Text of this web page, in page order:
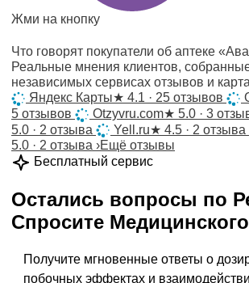
Жми на кнопку
Что говорят покупатели об аптеке
Реальные мнения клиентов,
независимых сервисах отзывов и
Яндекс Карты★ 4.1 · 25 отзывов
5 отзывов
Otzyvru.com★ 5.0 · 3
5.0 · 2 отзыва
Yell.ru★ 4.5 · 2 отзыва
5.0 · 2 отзыва ›Ещё отзывы
Бесплатный сервис
Остались вопросы по
Спросите
Получите мгновенные ответы о
побочных эффектах и